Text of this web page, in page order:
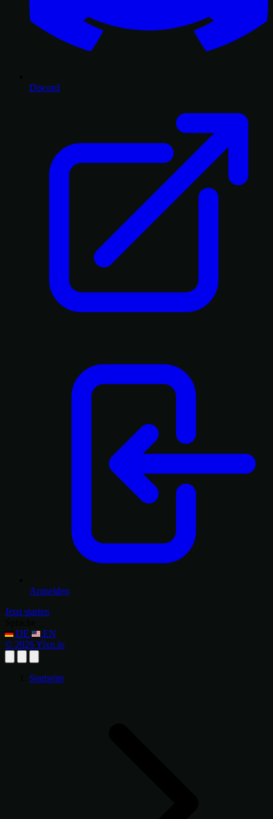
Discord
Anmelden
Jetzt starten
DE
EN
© 2026 Yixn.io
Startseite